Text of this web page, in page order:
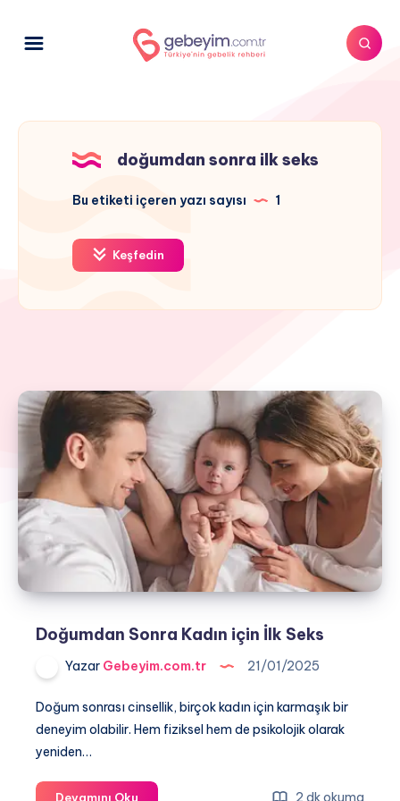
doğumdan sonra ilk seks
Bu etiketi içeren yazı sayısı 1
Keşfedin
Doğumdan Sonra Kadın için İlk Seks
Yazar Gebeyim.com.tr 21/01/2025
Doğum sonrası cinsellik, birçok kadın için karmaşık bir
deneyim olabilir. Hem fiziksel hem de psikolojik olarak
yeniden…
Devamını Oku 2 dk okuma